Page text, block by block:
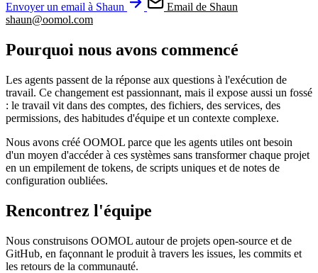
Envoyer un email à Shaun
Email de Shaun
shaun@oomol.com
Pourquoi nous avons commencé
Les agents passent de la réponse aux questions à l'exécution de
travail. Ce changement est passionnant, mais il expose aussi un fossé
: le travail vit dans des comptes, des fichiers, des services, des
permissions, des habitudes d'équipe et un contexte complexe.
Nous avons créé OOMOL parce que les agents utiles ont besoin
d'un moyen d'accéder à ces systèmes sans transformer chaque projet
en un empilement de tokens, de scripts uniques et de notes de
configuration oubliées.
Rencontrez l'équipe
Nous construisons OOMOL autour de projets open-source et de
GitHub, en façonnant le produit à travers les issues, les commits et
les retours de la communauté.